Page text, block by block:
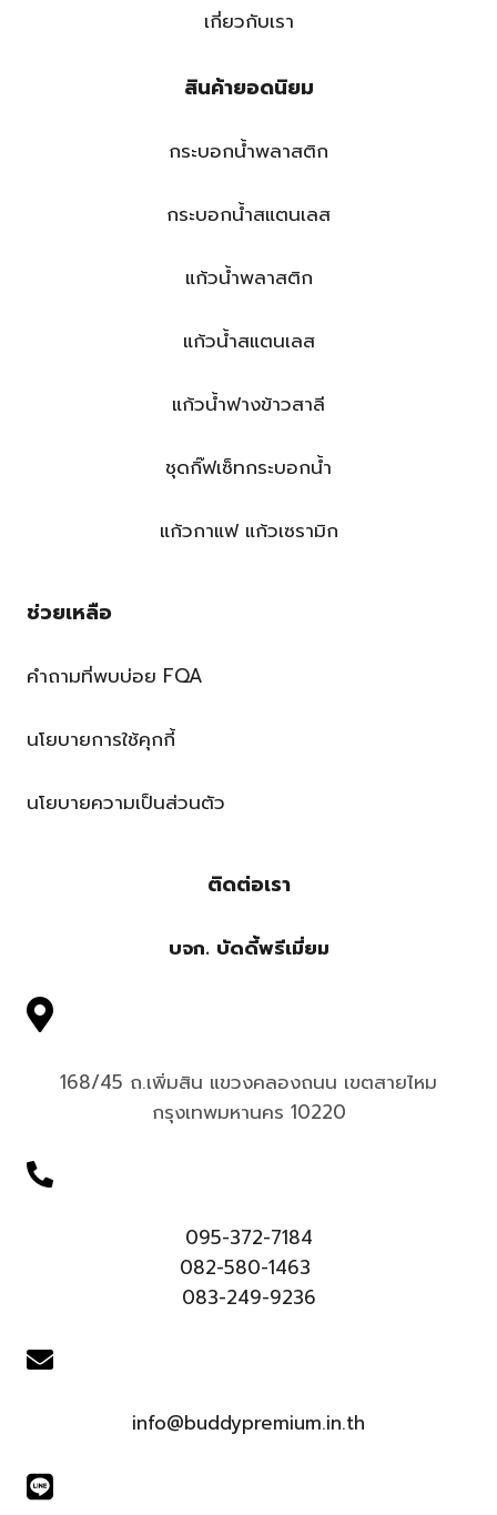
เกี่ยวกับเรา
สินค้ายอดนิยม
กระบอกน้ำพลาสติก
กระบอกน้ำสแตนเลส
แก้วน้ำพลาสติก
แก้วน้ำสแตนเลส
แก้วน้ำฟางข้าวสาลี
ชุดกิ๊ฟเซ็ทกระบอกน้ำ
แก้วกาแฟ แก้วเซรามิก
ช่วยเหลือ
คำถามที่พบบ่อย FQA
นโยบายการใช้คุกกี้
นโยบายความเป็นส่วนตัว
ติดต่อเรา
บจก. บัดดี้พรีเมี่ยม
168/45 ถ.เพิ่มสิน แขวงคลองถนน เขตสายไหม
กรุงเทพมหานคร 10220
095-372-7184
082-580-1463
083-249-9236
info@buddypremium.in.th